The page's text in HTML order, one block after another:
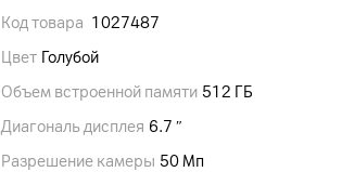
Код товара 1027487
Цвет Голубой
Объем встроенной памяти 512 ГБ
Диагональ дисплея 6.7 ″
Разрешение камеры 50 Мп